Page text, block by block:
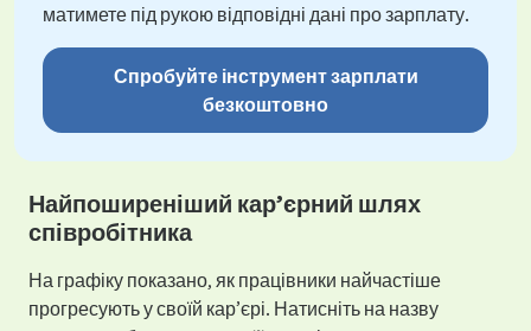
матимете під рукою відповідні дані про зарплату.
Спробуйте інструмент зарплати
безкоштовно
Найпоширеніший кар’єрний шлях
співробітника
На графіку показано, як працівники найчастіше
прогресують у своїй кар’єрі. Натисніть на назву